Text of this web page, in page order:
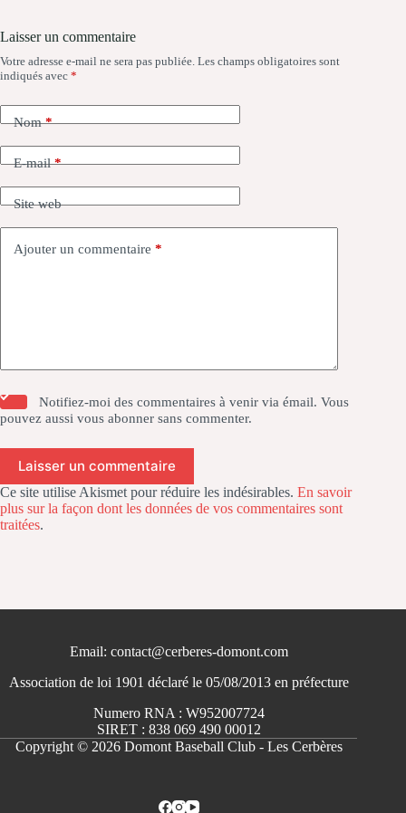
Laisser un commentaire
Votre adresse e-mail ne sera pas publiée. Les champs obligatoires sont
indiqués avec *
Nom*
E-mail*
Site web
Ajouter un commentaire *
Notifiez-moi des commentaires à venir via émail. Vous
pouvez aussi vous abonner sans commenter.
Laisser un commentaire
Ce site utilise Akismet pour réduire les indésirables. En savoir
plus sur la façon dont les données de vos commentaires sont
traitées.
Email: contact@cerberes-domont.com
Association de loi 1901 déclaré le 05/08/2013 en préfecture
Numero RNA : W952007724
SIRET : 838 069 490 00012
Copyright © 2026 Domont Baseball Club - Les Cerbères